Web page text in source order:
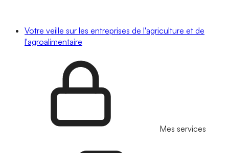
Votre veille sur les entreprises de l'agriculture et de
l'agroalimentaire
Mes services